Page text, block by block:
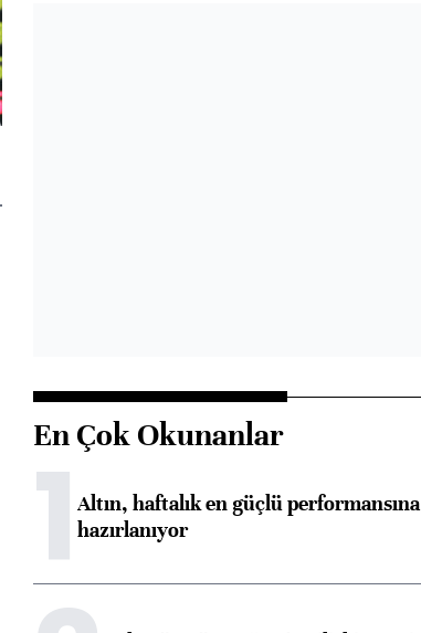
En Çok Okunanlar
1Altın, haftalık en güçlü performansına
hazırlanıyor